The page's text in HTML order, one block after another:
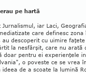
pe hartă
iar Laci,
care definesc
au descoperit cu uimire
la nesfârşit, care nu arată
doar pentru ei experienţele
o poveste ce se vrea
de a scoate la lumină